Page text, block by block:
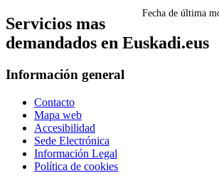
Fecha de última
Servicios mas
demandados en Euskadi.eus
Información general
Contacto
Mapa web
Accesibilidad
Sede Electrónica
Información Legal
Política de cookies